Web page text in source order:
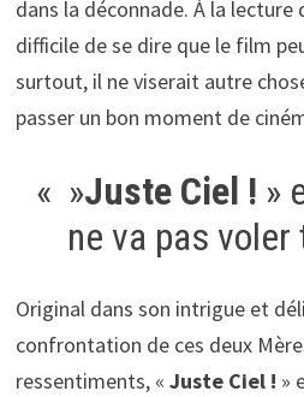
dans la déconnade. À la
difficile de se dire que le film
surtout, il ne viserait autre
passer un bon moment de
« »Juste Ciel ! »
ne va pas
Original dans son intrigue et
confrontation de ces deux
ressentiments, « Juste Ciel ! »